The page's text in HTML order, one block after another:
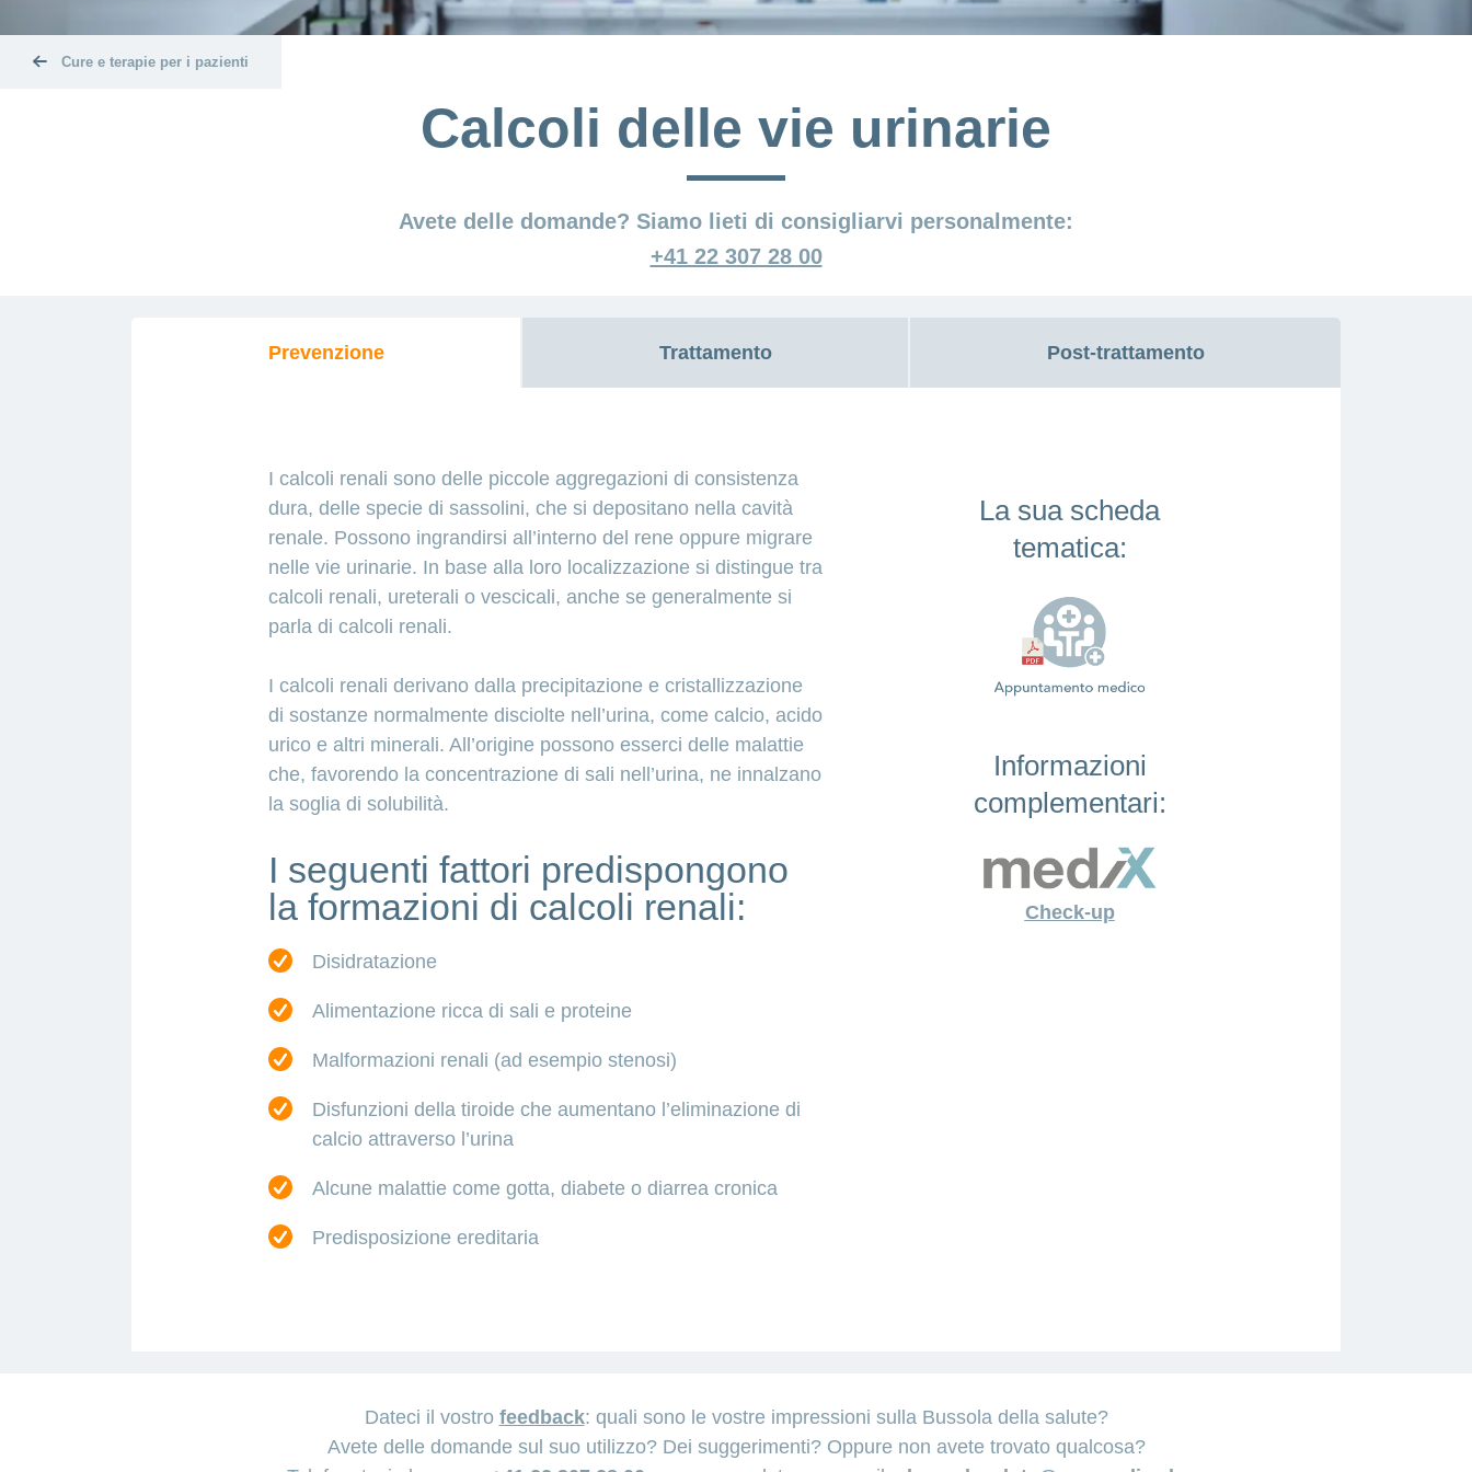
Cure e terapie per i pazienti
Calcoli delle vie urinarie
Avete delle domande? Siamo lieti di consigliarvi personalmente:
+41 22 307 28 00
Prevenzione Trattamento Post-trattamento
I calcoli renali sono delle piccole aggregazioni di consistenza
dura, delle specie di sassolini, che si depositano nella cavità
renale. Possono ingrandirsi all’interno del rene oppure migrare
nelle vie urinarie. In base alla loro localizzazione si distingue tra
calcoli renali, ureterali o vescicali, anche se generalmente si
parla di calcoli renali.
I calcoli renali derivano dalla precipitazione e cristallizzazione
di sostanze normalmente disciolte nell’urina, come calcio, acido
urico e altri minerali. All’origine possono esserci delle malattie
che, favorendo la concentrazione di sali nell’urina, ne innalzano
la soglia di solubilità.
I seguenti fattori predispongono
la formazioni di calcoli renali:
Disidratazione
Alimentazione ricca di sali e proteine
Malformazioni renali (ad esempio stenosi)
Disfunzioni della tiroide che aumentano l’eliminazione di
calcio attraverso l’urina
Alcune malattie come gotta, diabete o diarrea cronica
Predisposizione ereditaria
La sua scheda
tematica:
Informazioni
complementari:
Check-up
Dateci il vostro feedback: quali sono le vostre impressioni sulla Bussola della salute?
Avete delle domande sul suo utilizzo? Dei suggerimenti? Oppure non avete trovato qualcosa?